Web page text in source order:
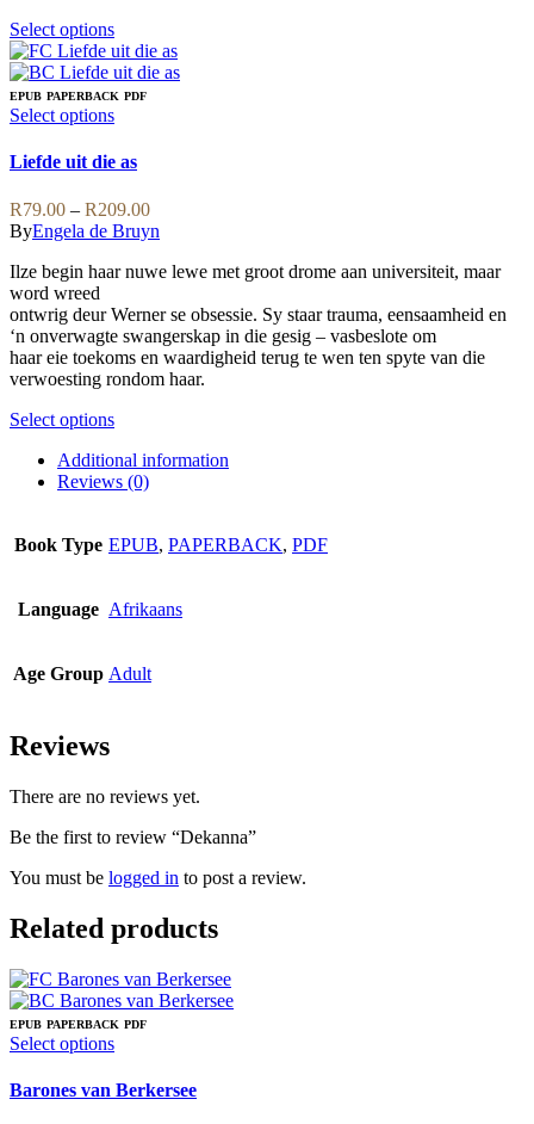
Select optionsThis
product
has
multiple
variants.
options
be
chosen
on
the
page
EPUB PAPERBACK PDF
Select optionsThis
has
variants.
The
options
may
chosen
on
the
product
Liefde uit die as
R79.00 – R209.00Price
range:
through
ByEngela de Bruyn
Ilze begin haar nuwe lewe met groot drome aan universiteit, maar
word wreed
ontwrig deur Werner se obsessie. Sy staar trauma, eensaamheid en
‘n onverwagte swangerskap in die gesig – vasbeslote om
haar eie toekoms en waardigheid terug te wen ten spyte van die
verwoesting rondom haar.
Select optionsThis
has
multiple
options
chosen
product
Additional information
Reviews (0)
Book Type EPUB, PAPERBACK, PDF
Language Afrikaans
Age Group Adult
Reviews
There are no reviews yet.
Be the first to review “Dekanna”
You must be logged in to post a review.
Related products
EPUB PAPERBACK PDF
Select optionsThis
has
Barones van Berkersee